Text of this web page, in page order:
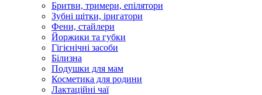
Бритви, тримери, епілятори
Зубні щітки, іригатори
Фени, стайлери
Йоржики та губки
Гігієнічні засоби
Білизна
Подушки для мам
Косметика для родини
Лактаційні чаї